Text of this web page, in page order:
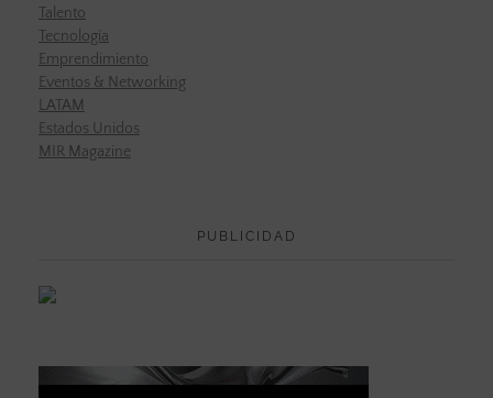
Talento
Tecnología
Emprendimiento
Eventos & Networking
LATAM
Estados Unidos
MIR Magazine
PUBLICIDAD